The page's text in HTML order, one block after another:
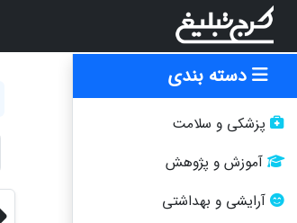
دسته بندی
پزشکی و سلامت
آموزش و پژوهش
آرایشی و بهداشتی